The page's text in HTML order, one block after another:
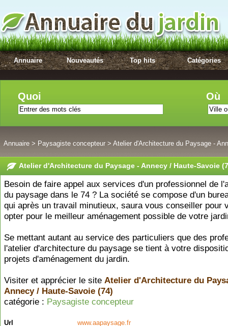
Annuaire Nouveautés Top hits Catégories
Quoi Où
Annuaire > Paysagiste concepteur > Atelier d'Architecture du Paysage -
Atelier d'Architecture du Paysage - Annecy / Haute-Savoie
Besoin de faire appel aux services d'un professionnel de
du paysage dans le 74 ? La société se compose d'un
qui après un travail minutieux, saura vous conseiller pour
opter pour le meilleur aménagement possible de votre
Se mettant autant au service des particuliers que des
l'atelier d'architecture du paysage se tient à votre
projets d'aménagement du jardin.
Visiter et apprécier le site Atelier d'Architecture du
Annecy / Haute-Savoie (74)
catégorie : Paysagiste concepteur
Url
www.aapaysage.fr